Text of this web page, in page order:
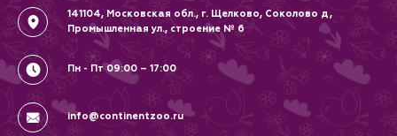
141104, Московская обл., г. Щелково, Соколово д,
Промышленная ул., строение № 6
Пн - Пт 09:00 – 17:00
info@continentzoo.ru